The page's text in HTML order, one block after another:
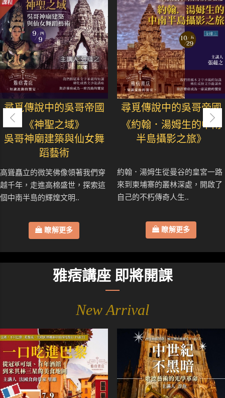
尋覓傳說中的吳哥帝國
《神聖之域》
吳哥神廟建築與仙女舞
蹈藝術
高聳矗立的微笑佛像領著我們穿
越千年，走進高棉盛世，探索這
個中南半島的輝煌文明..
瞭解更多
尋覓傳說中的吳哥帝國
《約翰．湯姆生的中南
半島攝影之旅》
約翰．湯姆生從曼谷的皇宮一路
來到柬埔寨的叢林深處，開啟了
自己的不朽傳奇人生..
瞭解更多
雅痞講座 即將開課
New Arrival